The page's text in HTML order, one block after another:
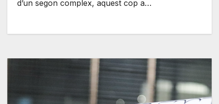
d’un segon complex, aquest cop a…